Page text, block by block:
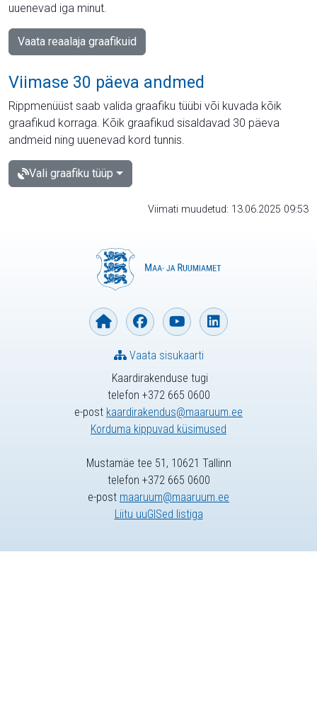
uuenevad iga minut.
Vaata reaalaja graafikuid
Viimase 30 päeva andmed
Rippmenüüst saab valida graafiku tüübi või kuvada kõik
graafikud korraga. Kõik graafikud sisaldavad 30 päeva
andmeid ning uuenevad kord tunnis.
Vali graafiku tüüp
Viimati muudetud: 13.06.2025 09:53
Kaardirakenduse tugi
telefon +372 665 0600
e-post kaardirakendus@maaruum.ee
Korduma kippuvad küsimused
Vaata sisukaarti
Mustamäe tee 51, 10621 Tallinn
telefon +372 665 0600
e-post maaruum@maaruum.ee
Liitu uuGISed listiga